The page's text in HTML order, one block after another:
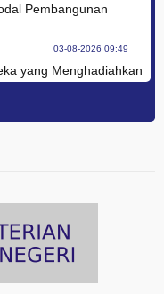
Pembangunan
03-08-2026 09:49
yang Menghadiahkan
Umat Kristen
Harapan untuk